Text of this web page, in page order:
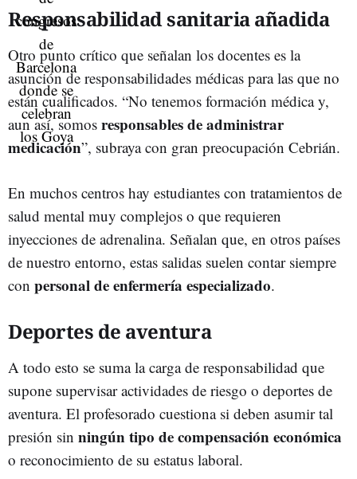
Responsabilidad sanitaria añadida
Otro punto crítico que señalan los docentes es la
asunción de responsabilidades médicas para las que no
están cualificados. “No tenemos formación médica y,
aun así, somos responsables de administrar
medicación”, subraya con gran preocupación Cebrián.
En muchos centros hay estudiantes con tratamientos de
salud mental muy complejos o que requieren
inyecciones de adrenalina. Señalan que, en otros países
de nuestro entorno, estas salidas suelen contar siempre
con personal de enfermería especializado.
Deportes de aventura
A todo esto se suma la carga de responsabilidad que
supone supervisar actividades de riesgo o deportes de
aventura. El profesorado cuestiona si deben asumir tal
presión sin ningún tipo de compensación económica
o reconocimiento de su estatus laboral.